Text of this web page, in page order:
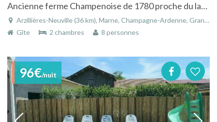
Ancienne ferme Champenoise de 1780 proche du lac du Der
Arzillières-Neuville (36 km), Marne, Champagne-Ardenne, Grand Est, France
Gîte
2 chambres 8 personnes
96€/nuit